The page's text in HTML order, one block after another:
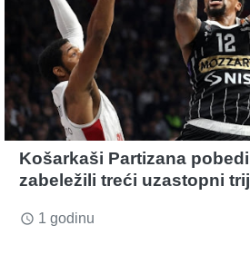
Košarkaši Partizana
zabeležili treći uzastopni
access_time 1 godinu